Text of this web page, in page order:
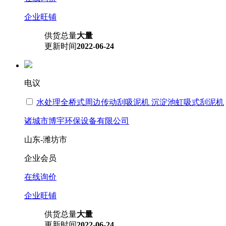
企业旺铺
供货总量大量
更新时间2022-06-24
电议
水处理全桥式周边传动刮吸泥机 沉淀池虹吸式刮泥机
诸城市博宇环保设备有限公司
山东-潍坊市
企业会员
在线询价
企业旺铺
供货总量大量